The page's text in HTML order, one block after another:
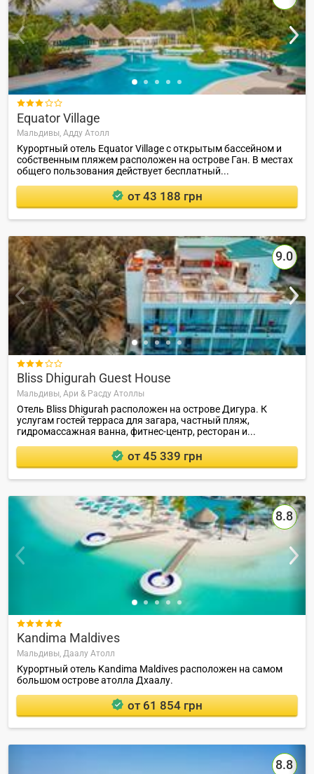

Equator Village
Мальдивы, Адду Атолл
Курортный отель Equator Village с открытым бассейном и
собственным пляжем расположен на острове Ган. В местах
общего пользования действует бесплатный...
от 43 188 грн
9.0

Bliss Dhigurah Guest House
Мальдивы, Ари & Расду Атоллы
Отель Bliss Dhigurah расположен на острове Дигура. К
услугам гостей терраса для загара, частный пляж,
гидромассажная ванна , фитнес-центр, ресторан и...
от 45 339 грн
8.8

Kandima Maldives
Мальдивы, Даалу Атолл
Курортный отель Kandima Maldives расположен на самом
большом острове атолла Дхаалу.
от 61 854 грн
8.8